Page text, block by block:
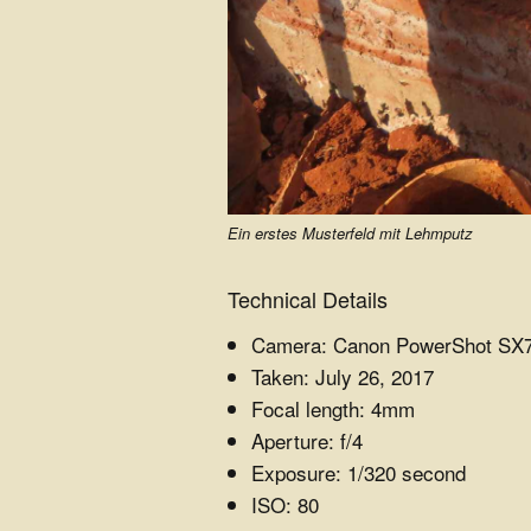
e
.
V
.
Ein erstes Musterfeld mit Lehmputz
Technical Details
Camera: Canon PowerShot
Taken: July 26, 2017
Focal length: 4mm
Aperture: f/4
Exposure: 1/320 second
ISO: 80